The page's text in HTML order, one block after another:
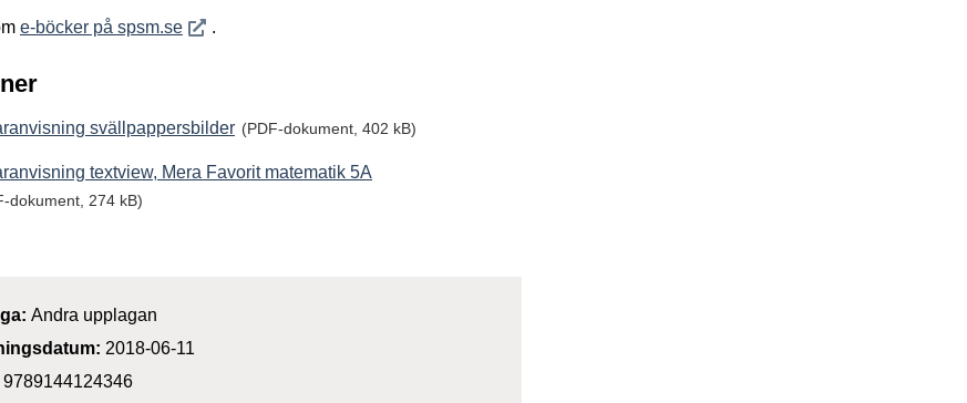
e-böcker på spsm.seÖppnas i nytt fönster
.
svällpappersbilder (PDF-dokument, 402 kB)
textview, Mera Favorit matematik 5A
dokument, 274 kB)
Andra upplagan
2018-06-11
9789144124346